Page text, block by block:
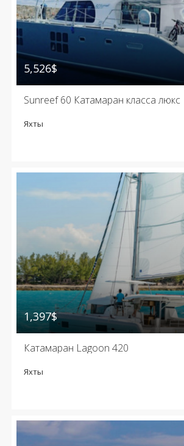
5,526$
Sunreef 60 Катамаран класса люкс
Яхты
1,397$
Катамаран Lagoon 420
Яхты